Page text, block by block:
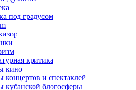
под градусом
критика
кино
концертов и спектаклей
кубанской блогосферы